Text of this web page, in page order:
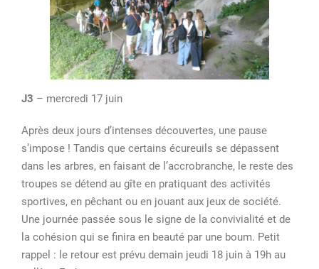
J3 – mercredi 17 juin
Après deux jours d’intenses découvertes, une pause
s’impose ! Tandis que certains écureuils se dépassent
dans les arbres, en faisant de l’accrobranche, le reste des
troupes se détend au gîte en pratiquant des activités
sportives, en pêchant ou en jouant aux jeux de société.
Une journée passée sous le signe de la convivialité et de
la cohésion qui se finira en beauté par une boum. Petit
rappel : le retour est prévu demain jeudi 18 juin à 19h au